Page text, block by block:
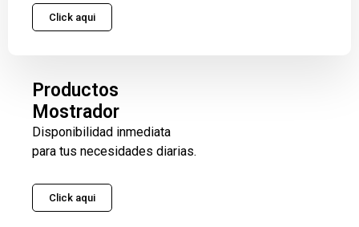
Click aqui
Productos
Mostrador
Disponibilidad inmediata
para tus necesidades diarias.
Click aqui